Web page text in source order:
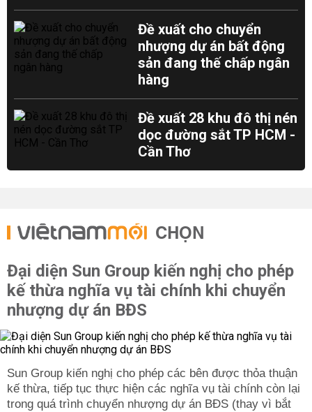
Đề xuất cho chuyển
nhượng dự án bất động
sản đang thế chấp ngân
hàng
Đề xuất 28 khu đô thị nén
dọc đường sắt TP HCM -
Cần Thơ
CHỌN
Đại diện Sun Group kiến nghị cho phép
kế thừa nghĩa vụ tài chính khi chuyển
nhượng dự án BĐS
Sun Group kiến nghị cho phép các bên được thỏa thuận
kế thừa, tiếp tục thực hiện các nghĩa vụ tài chính còn lại
trong quá trình chuyển nhượng dự án BĐS (thay vì bắt